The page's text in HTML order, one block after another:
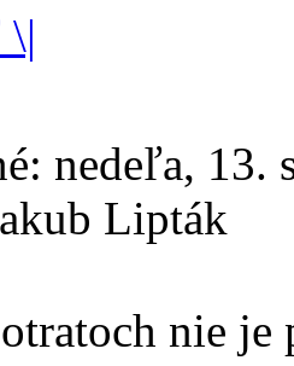
nedeľa, 13.
Lipták
nie